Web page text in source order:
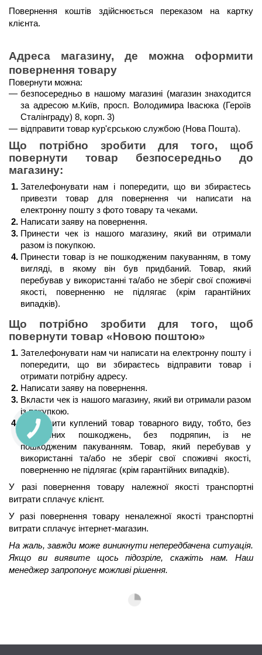
Повернення коштів здійснюється переказом на картку
клієнта.
Адреса магазину, де можна оформити
повернення товару
Повернути можна:
безпосередньо в нашому магазині (магазин знаходится
за адресою м.Київ, просп. Володимира Івасюка (Героїв
Сталінграду) 8, корп. 3)
відправити товар кур'єрською службою (Нова Пошта).
Що потрібно зробити для того, щоб
повернути товар безпосередньо до
магазину:
Зателефонувати нам і попередити, що ви збираєтесь
привезти товар для повернення чи написати на
електронну пошту з фото товару та чеками.
Написати заяву на повернення.
Принести чек із нашого магазину, який ви отримали
разом із покупкою.
Принести товар із не пошкодженим пакуванням, в тому
вигляді, в якому він був придбаний. Товар, який
перебував у використанні та/або не зберіг свої споживчі
якості, поверненню не підлягає (крім гарантійних
випадків).
Що потрібно зробити для того, щоб
повернути товар «Новою поштою»
Зателефонувати нам чи написати на електронну пошту і
попередити, що ви збираєтесь відправити товар і
отримати потрібну адресу.
Написати заяву на повернення.
Вкласти чек із нашого магазину, який ви отримали разом
із покупкою.
Відправити куплений товар товарного виду, тобто, без
механічних пошкоджень, без подряпин, із не
пошкодженим пакуванням. Товар, який перебував у
використанні та/або не зберіг свої споживчі якості,
поверненню не підлягає (крім гарантійних випадків).
У разі повернення товару належної якості транспортні
витрати сплачує клієнт.
У разі повернення товару неналежної якості транспортні
витрати сплачує інтернет-магазин.
На жаль, завжди може виникнути непередбачена ситуація.
Якщо ви виявите щось підозріле, скажіть нам. Наш
менеджер запропонує можливі рішення.